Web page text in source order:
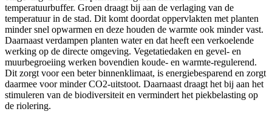
temperatuurbuffer. Groen draagt bij aan de verlaging van de
temperatuur in de stad. Dit komt doordat oppervlakten met planten
minder snel opwarmen en deze houden de warmte ook minder vast.
Daarnaast verdampen planten water en dat heeft een verkoelende
werking op de directe omgeving. Vegetatiedaken en gevel- en
muurbegroeiing werken bovendien koude- en warmte-regulerend.
Dit zorgt voor een beter binnenklimaat, is energiebesparend en zorgt
daarmee voor minder CO2-uitstoot. Daarnaast draagt het bij aan het
stimuleren van de biodiversiteit en vermindert het piekbelasting op
de riolering.